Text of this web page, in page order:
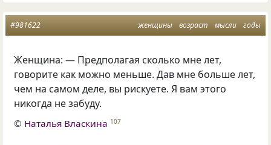
женщины возраст мысли годы
#981622
Женщина: — Предполагая сколько мне лет,
говорите как можно меньше. Дав мне больше лет,
чем на самом деле, вы рискуете. Я вам этого
никогда не забуду.
© Наталья Власкина 107